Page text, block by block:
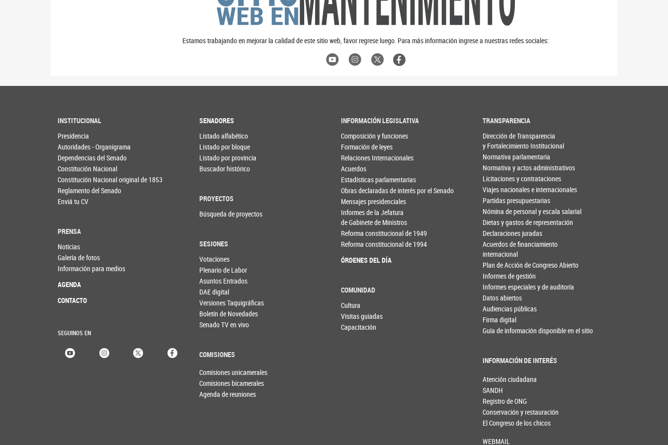
Estamos trabajando en mejorar la calidad de este sitio web, favor regrese luego. Para más información ingrese a nuestras redes sociales:
INSTITUCIONAL
Presidencia
Autoridades - Organigrama
Dependencias del Senado
Constitución Nacional
Constitución Nacional original de 1853
Reglamento del Senado
Enviá tu CV
PRENSA
Noticias
Galería de fotos
Información para medios
AGENDA
CONTACTO
SEGUINOS EN
SENADORES
Listado alfabético
Listado por bloque
Listado por provincia
Buscador histórico
PROYECTOS
Búsqueda de proyectos
SESIONES
Votaciones
Plenario de Labor
Asuntos Entrados
DAE digital
Versiones Taquigráficas
Boletín de Novedades
Senado TV en vivo
COMISIONES
Comisiones unicamerales
Comisiones bicamerales
Agenda de reuniones
INFORMACIÓN LEGISLATIVA
Composición y funciones
Formación de leyes
Relaciones Internacionales
Acuerdos
Estadísticas parlamentarias
Obras declaradas de interés por el Senado
Mensajes presidenciales
Informes de la Jefatura
de Gabinete de Ministros
Reforma constitucional de 1949
Reforma constitucional de 1994
ÓRDENES DEL DÍA
COMUNIDAD
Cultura
Visitas guiadas
Capacitación
TRANSPARENCIA
Dirección de Transparencia
y Fortalecimiento Institucional
Normativa parlamentaria
Normativa y actos administrativos
Licitaciones y contrataciones
Viajes nacionales e internacionales
Partidas presupuestarias
Nómina de personal y escala salarial
Dietas y gastos de representación
Declaraciones juradas
Acuerdos de financiamiento
internacional
Plan de Acción de Congreso Abierto
Informes de gestión
Informes especiales y de auditoría
Datos abiertos
Audiencias públicas
Firma digital
Guía de información disponible en el sitio
INFORMACIÓN DE INTERÉS
Atención ciudadana
SANDH
Registro de ONG
Conservación y restauración
El Congreso de los chicos
WEBMAIL